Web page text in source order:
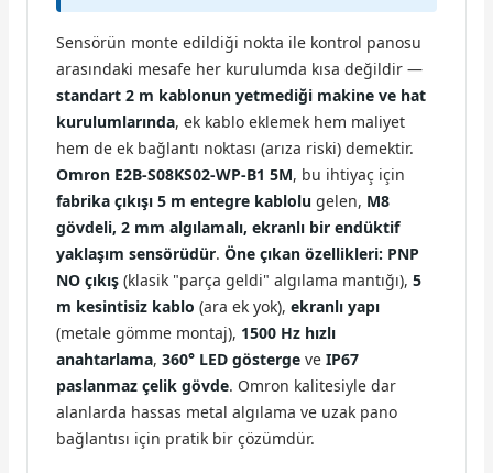
Sensörün monte edildiği nokta ile kontrol panosu
arasındaki mesafe her kurulumda kısa değildir —
standart 2 m kablonun yetmediği makine ve hat
kurulumlarında, ek kablo eklemek hem maliyet
hem de ek bağlantı noktası (arıza riski) demektir.
Omron E2B-S08KS02-WP-B1 5M, bu ihtiyaç için
fabrika çıkışı 5 m entegre kablolu gelen, M8
gövdeli, 2 mm algılamalı, ekranlı bir endüktif
yaklaşım sensörüdür. Öne çıkan özellikleri: PNP
NO çıkış (klasik "parça geldi" algılama mantığı), 5
m kesintisiz kablo (ara ek yok), ekranlı yapı
(metale gömme montaj), 1500 Hz hızlı
anahtarlama, 360° LED gösterge ve IP67
paslanmaz çelik gövde. Omron kalitesiyle dar
alanlarda hassas metal algılama ve uzak pano
bağlantısı için pratik bir çözümdür.